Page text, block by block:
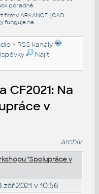
poradně.
firmy ARKANCE (CAD
funguje na
> RSS kanály
Najít
CF2021: Na
v
archiv
"Spolupráce v
v 10:56